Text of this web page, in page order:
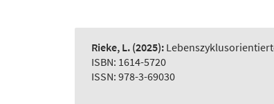
Rieke, L. (2025):
ISBN: 1614-5720
ISSN: 978-3-69030